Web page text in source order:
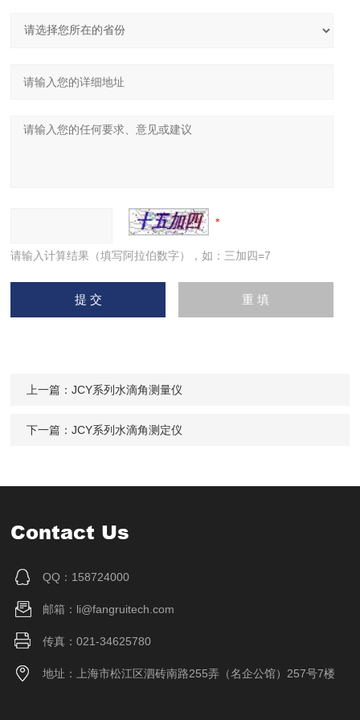
请输入计算结果（填写阿拉伯数字），如：三加四=7
上一篇：JCY系列水滴角测量仪
下一篇：JCY系列水滴角测定仪
Contact Us
QQ：158724000
邮箱：li@fangruitech.com
传真：021-34625780
地址：上海市松江区泗砖南路255弄（名企公馆）257号7楼